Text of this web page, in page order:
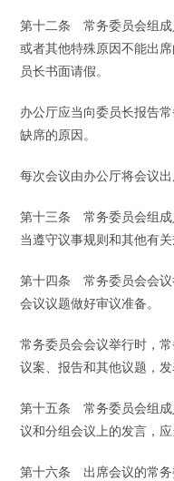
第十二条 常务委员会组成
或者其他特殊原因不能出
员长书面请假。
办公厅应当向委员长报告
缺席的原因。
每次会议由办公厅将会议
第十三条 常务委员会组成
当遵守议事规则和其他有关
第十四条 常务委员会会议
会议议题做好审议准备。
常务委员会会议举行时，
议案、报告和其他议题，
第十五条 常务委员会组成
议和分组会议上的发言，
第十六条 出席会议的常务